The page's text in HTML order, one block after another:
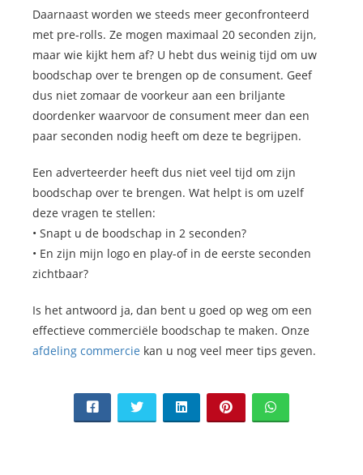
Daarnaast worden we steeds meer geconfronteerd
met pre-rolls. Ze mogen maximaal 20 seconden zijn,
maar wie kijkt hem af? U hebt dus weinig tijd om uw
boodschap over te brengen op de consument. Geef
dus niet zomaar de voorkeur aan een briljante
doordenker waarvoor de consument meer dan een
paar seconden nodig heeft om deze te begrijpen.
Een adverteerder heeft dus niet veel tijd om zijn
boodschap over te brengen. Wat helpt is om uzelf
deze vragen te stellen:
• Snapt u de boodschap in 2 seconden?
• En zijn mijn logo en play-of in de eerste seconden
zichtbaar?
Is het antwoord ja, dan bent u goed op weg om een
effectieve commerciële boodschap te maken. Onze
afdeling commercie kan u nog veel meer tips geven.